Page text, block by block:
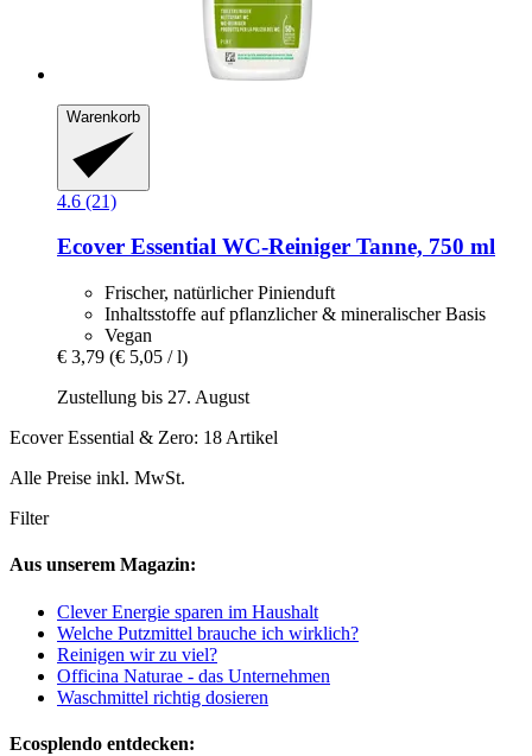
Warenkorb
4.6 (21)
Ecover Essential WC-​Reiniger Tanne, 750 ml
Frischer, natürlicher Pinienduft
Inhaltsstoffe auf pflanzlicher & mineralischer Basis
Vegan
€ 3,79 (€ 5,05 / l)
Zustellung bis 27. August
Ecover Essential & Zero: 18 Artikel
Alle Preise inkl. MwSt.
Filter
Aus unserem Magazin:
Clever Energie sparen im Haushalt
Welche Putzmittel brauche ich wirklich?
Reinigen wir zu viel?
Officina Naturae - das Unternehmen
Waschmittel richtig dosieren
Ecosplendo entdecken: